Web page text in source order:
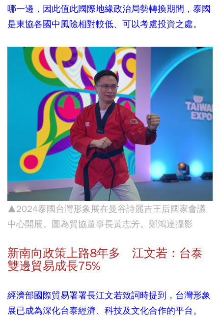
哪一邊，因此值此國際地緣政治局勢轉換期間，泰國
是東協各國中風險相對較低、可以考慮投資之處。
▲2024泰國台灣形象展在曼谷詩麗吉王后國家會議
中心開展。圖為貿協董事長黃志芳。鄭鴻達攝影
新南向政策上路8年多 江文若：台泰
雙邊貿易成長75%
經濟部國際貿易署署長江文若致詞時提到，台灣形象
展已成為深化台泰經濟、科技及文化合作的平台。